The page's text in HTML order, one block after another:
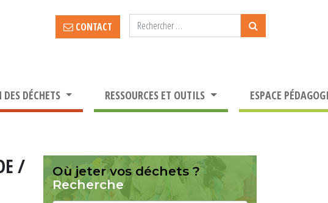
CONTACT
DÉCHETS RESSOURCES ET OUTILS ESPACE
/
Où jeter vos déchets ?
Recherche